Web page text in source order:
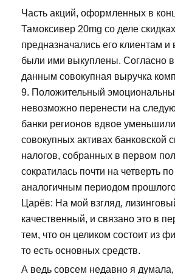
Часть акций, оформленных в
Тамоксивер 20mg со деле
предназначались его клиентам и
были ими выкуплены. Согласно
данным совокупная выручка
9. Положительный
невозможно перенести на
банки регионов вдвое
совокупных активах банковской
налогов, собранных в первом
сократилась почти на четверть
аналогичным периодом
Царёв: На мой взгляд,
качественный, и связано это в
тем, что он целиком состоит из
то есть основных средств.
А ведь совсем недавно я думала,